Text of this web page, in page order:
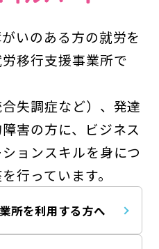
いのある方の就労を
移行支援事業所で
失調症など）、発達
害の方に、ビジネス
ョンスキルを身につ
行っています。
所を利用する方へ